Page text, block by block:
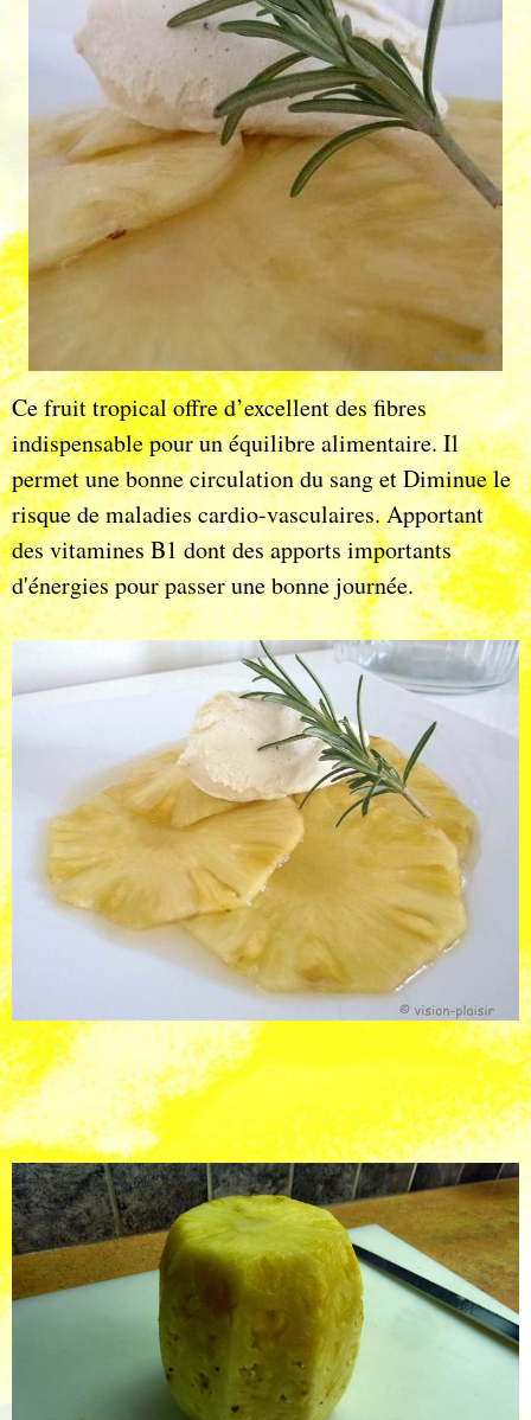
Ce fruit tropical offre d’excellent des fibres
indispensable pour un équilibre alimentaire. Il
permet une bonne circulation du sang et Diminue le
risque de maladies cardio-vasculaires. Apportant
des vitamines B1 dont des apports importants
d'énergies pour passer une bonne journée.